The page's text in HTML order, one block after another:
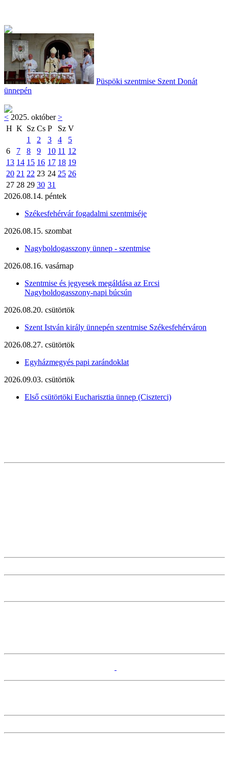
Püspöki szentmise Szent Donát
ünnepén
< 2025. október>
H K Sz Cs P Sz V
1
2 3 4
5
6
7 8 9 10 11 12
13 14 15 16 17 18 19
20 21 22 23 24 25 26
27 28 29 30 31
2026.08.14. péntek
Székesfehérvár fogadalmi szentmiséje
2026.08.15. szombat
Nagyboldogasszony ünnep - szentmise
2026.08.16. vasárnap
Szentmise és jegyesek megáldása az Ercsi
Nagyboldogasszony-napi búcsún
2026.08.20. csütörtök
Szent István király ünnepén szentmise Székesfehérváron
2026.08.27. csütörtök
Egyházmegyés papi zarándoklat
2026.09.03. csütörtök
Első csütörtöki Eucharisztia ünnep (Ciszterci)